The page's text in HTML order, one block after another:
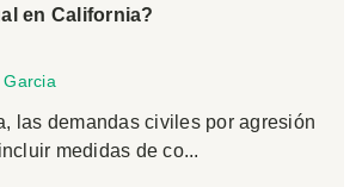
en California?
las demandas civiles por agresión
medidas de co...